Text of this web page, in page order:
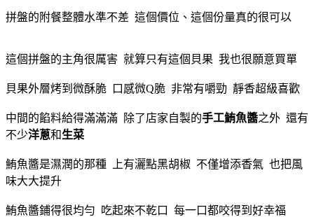
拼盤的附餐整體水準不差 這個價位、這個份量真的很可以
這個拼盤的主角很厲害 就算只有這個貝果 我也很願意買單
貝果外層烤到微酥脆 口感微Q脆 非常有嚼勁 靜香超級喜歡
中間的餡料給得滿滿滿 除了店家自製的手工鮪魚醬之外 還有
不少洋蔥和生菜
鮪魚醬是濕潤的那種 上有灑點黑胡椒 不僅增添香氣 也把風
味大大提升
鮪魚醬鋪得很均勻 吃起來不乾口 每一口都咬得到好幸福